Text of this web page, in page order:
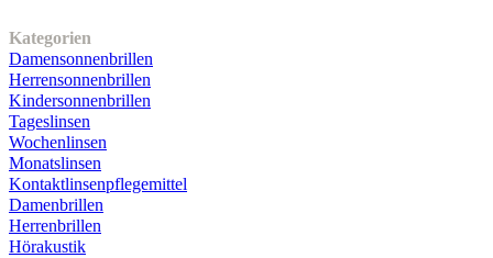
Kategorien
Damensonnenbrillen
Herrensonnenbrillen
Kindersonnenbrillen
Tageslinsen
Wochenlinsen
Monatslinsen
Kontaktlinsenpflegemittel
Damenbrillen
Herrenbrillen
Hörakustik